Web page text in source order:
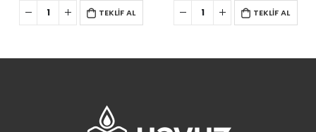
TEKLİF AL TEKLİF AL